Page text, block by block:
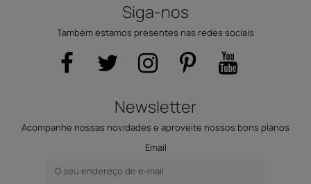
Siga-nos
Também estamos presentes nas redes sociais
Newsletter
Acompanhe nossas novidades e aproveite nossos bons planos
Email